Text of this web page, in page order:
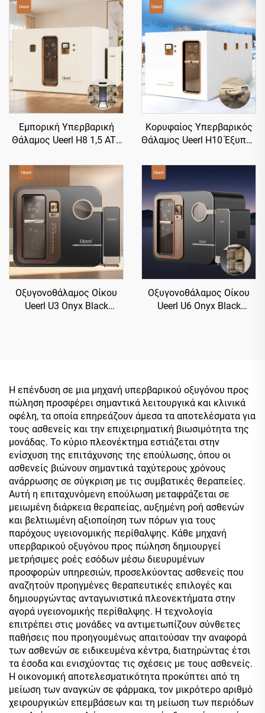
Εμπορική Υπερβαρική
Θάλαμος Ueerl H8 1,5 ATA
Ομορφιάς
Κορυφαίος Υπερβαρικός
Θάλαμος Ueerl H10 Έξυπνη
Σκηνών Προσαρμογής
Οξυγονοθάλαμος Οίκου
Ueerl U3 Onyx Black
Οξυγονοθάλαμος Οίκου
Ueerl U6 Onyx Black
Η επένδυση σε μια μηχανή υπερβαρικού οξυγόνου προς
πώληση προσφέρει σημαντικά λειτουργικά και κλινικά
οφέλη, τα οποία επηρεάζουν άμεσα τα αποτελέσματα για
τους ασθενείς και την επιχειρηματική βιωσιμότητα της
μονάδας. Το κύριο πλεονέκτημα εστιάζεται στην
ενίσχυση της επιτάχυνσης της επούλωσης, όπου οι
ασθενείς βιώνουν σημαντικά ταχύτερους χρόνους
ανάρρωσης σε σύγκριση με τις συμβατικές θεραπείες.
Αυτή η επιταχυνόμενη επούλωση μεταφράζεται σε
μειωμένη διάρκεια θεραπείας, αυξημένη ροή ασθενών
και βελτιωμένη αξιοποίηση των πόρων για τους
παρόχους υγειονομικής περίθαλψης. Κάθε μηχανή
υπερβαρικού οξυγόνου προς πώληση δημιουργεί
μετρήσιμες ροές εσόδων μέσω διευρυμένων
προσφορών υπηρεσιών, προσελκύοντας ασθενείς που
αναζητούν προηγμένες θεραπευτικές επιλογές και
δημιουργώντας ανταγωνιστικά πλεονεκτήματα στην
αγορά υγειονομικής περίθαλψης. Η τεχνολογία
επιτρέπει στις μονάδες να αντιμετωπίζουν σύνθετες
παθήσεις που προηγουμένως απαιτούσαν την αναφορά
των ασθενών σε ειδικευμένα κέντρα, διατηρώντας έτσι
τα έσοδα και ενισχύοντας τις σχέσεις με τους ασθενείς.
Η οικονομική αποτελεσματικότητα προκύπτει από τη
μείωση των αναγκών σε φάρμακα, τον μικρότερο αριθμό
χειρουργικών επεμβάσεων και τη μείωση των περιόδων